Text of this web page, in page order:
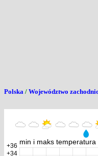
Polska / Województwo
min i maks temperatura
+34
+36